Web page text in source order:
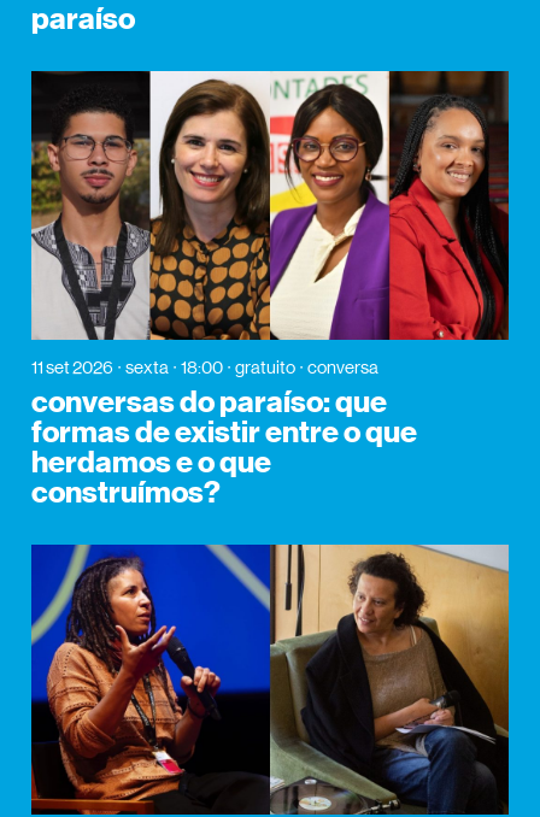
paraíso
11 set 2026 sexta 18:00 gratuito conversa
conversas do paraíso: que
formas de existir entre o que
herdamos e o que
construímos?